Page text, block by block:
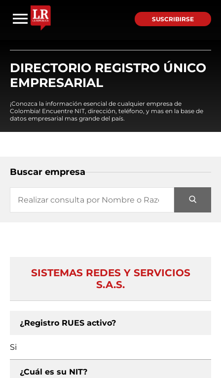
SUSCRIBIRSE
DIRECTORIO REGISTRO ÚNICO
EMPRESARIAL
¡Conozca la información esencial de cualquier empresa de
Colombia! Encuentre NIT, dirección, teléfono, y mas en la base de
datos empresarial mas grande del país.
Buscar empresa
SISTEMAS REDES Y SERVICIOS
S.A.S.
¿Registro RUES activo?
Si
¿Cuál es su NIT?